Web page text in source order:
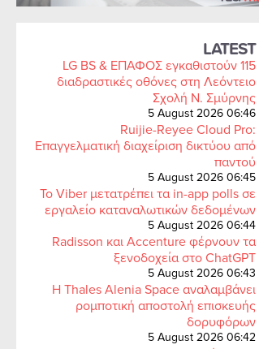
LATEST
LG BS & ΕΠΑΦΟΣ εγκαθιστούν 115
διαδραστικές οθόνες στη Λεόντειο
Σχολή Ν. Σμύρνης
5 August 2026 06:46
Ruijie-Reyee Cloud Pro:
Επαγγελματική διαχείριση δικτύου από
παντού
5 August 2026 06:45
Το Viber μετατρέπει τα in-app polls σε
εργαλείο καταναλωτικών δεδομένων
5 August 2026 06:44
Radisson και Accenture φέρνουν τα
ξενοδοχεία στο ChatGPT
5 August 2026 06:43
Η Thales Alenia Space αναλαμβάνει
ρομποτική αποστολή επισκευής
δορυφόρων
5 August 2026 06:42